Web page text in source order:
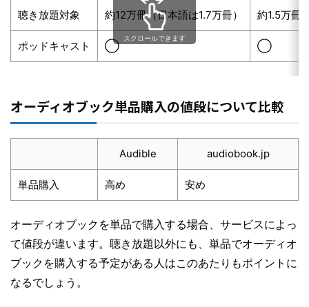
聴き放題対象 約12万冊（日本語は1.7万冊） 約1.5万冊
ポッドキャスト ◯ ◯
スクロールできます
オーディオブック単品購入の値段について比較
Audible audiobook.jp
単品購入 高め 安め
オーディオブックを単品で購入する場合、サービスによっ
て値段が違います。聴き放題以外にも、単品でオーディオ
ブックを購入する予定がある人はこのあたりもポイントに
なるでしょう。